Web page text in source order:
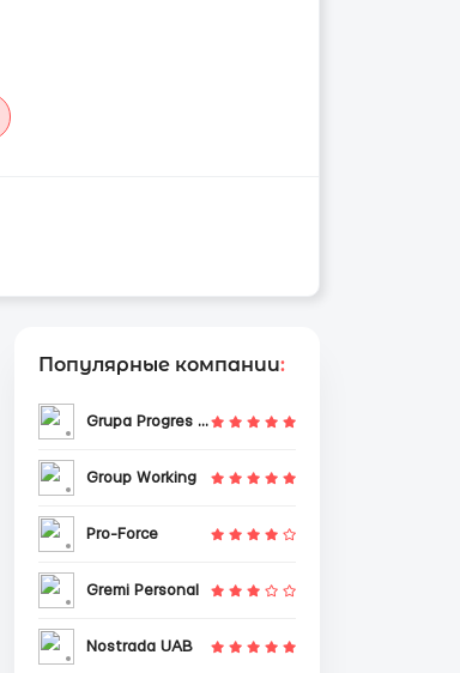
Популярные компании:
Grupa Progres Sp. z o.o.
Group Working
Pro-Force
Gremi Personal
Nostrada UAB